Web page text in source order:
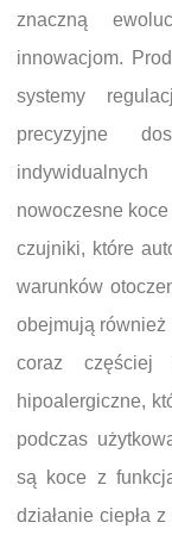
znaczną
innowacjom.
systemy
precyzyjne
nowoczesne
czujniki, które
warunków
obejmują również
coraz częściej
hipoalergiczne,
podczas
są koce z
działanie ciepła